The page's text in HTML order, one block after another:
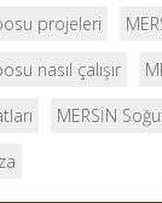
projeleri
nasıl çalışır
MERSİN